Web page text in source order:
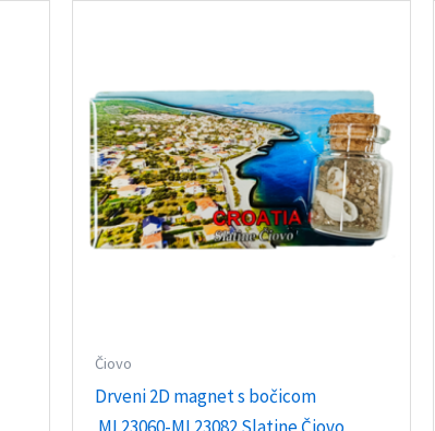
Čiovo
Drveni 2D magnet s bočicom